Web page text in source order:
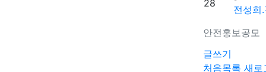
안전홍보공모
28
전성희
글쓰기
처음목록 새로